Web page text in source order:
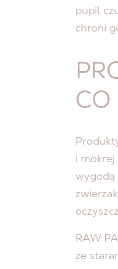
pupil
chroni
CO
i
wygodą
RAW
ze